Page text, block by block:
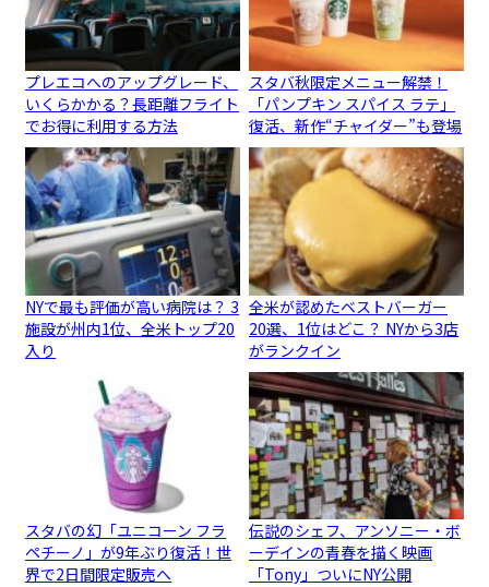
プレエコへのアップグレード、
いくらかかる？長距離フライト
でお得に利用する方法
スタバ秋限定メニュー解禁！
「パンプキン スパイス ラテ」
復活、新作“チャイダー”も登場
NYで最も評価が高い病院は？ 3
施設が州内1位、全米トップ20
入り
全米が認めたベストバーガー
20選、1位はどこ？ NYから3店
がランクイン
スタバの幻「ユニコーン フラ
ペチーノ」が9年ぶり復活！世
界で2日間限定販売へ
伝説のシェフ、アンソニー・ボ
ーデインの青春を描く映画
「Tony」ついにNY公開